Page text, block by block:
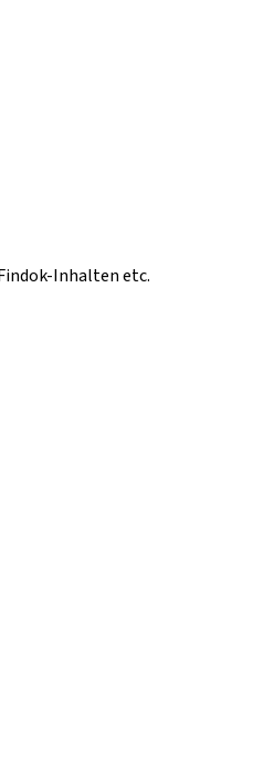
Inhalten etc.